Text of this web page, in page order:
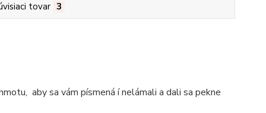
tovar 3
aby sa vám písmená í nelámali a dali sa pekne